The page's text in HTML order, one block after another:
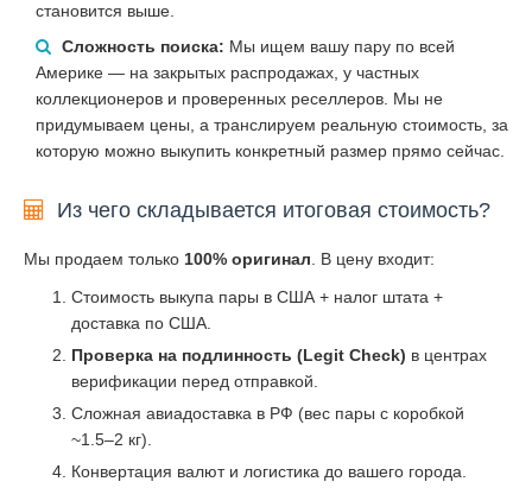
становится выше.
Сложность поиска: Мы ищем вашу пару по всей
Америке — на закрытых распродажах, у частных
коллекционеров и проверенных реселлеров. Мы не
придумываем цены, а транслируем реальную стоимость, за
которую можно выкупить конкретный размер прямо сейчас.
Из чего складывается итоговая стоимость?
Мы продаем только 100% оригинал . В цену входит:
Стоимость выкупа пары в США + налог штата +
доставка по США.
Проверка на подлинность (Legit Check) в центрах
верификации перед отправкой.
Сложная авиадоставка в РФ (вес пары с коробкой
~1.5–2 кг).
Конвертация валют и логистика до вашего города.